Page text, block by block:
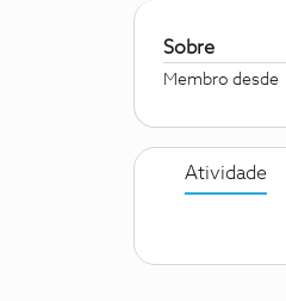
Sobre
Membro desde
Atividade